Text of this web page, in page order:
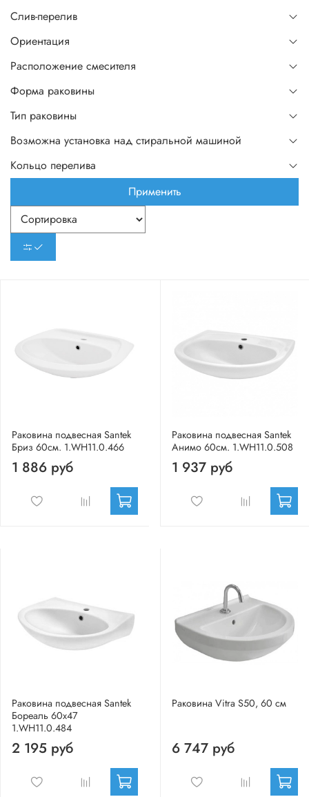
Раковина подвесная Santek
Бриз 60см. 1.WH11.0.466
1 886 руб
Раковина подвесная Santek
Анимо 60см. 1.WH11.0.508
1 937 руб
Раковина подвесная Santek
Бореаль 60х47
1.WH11.0.484
2 195 руб
Раковина Vitra S50, 60 см
6 747 руб
Слив-перелив
Ориентация
Расположение смесителя
Форма раковины
Тип раковины
Возможна установка над стиральной машиной
Кольцо перелива
Применить